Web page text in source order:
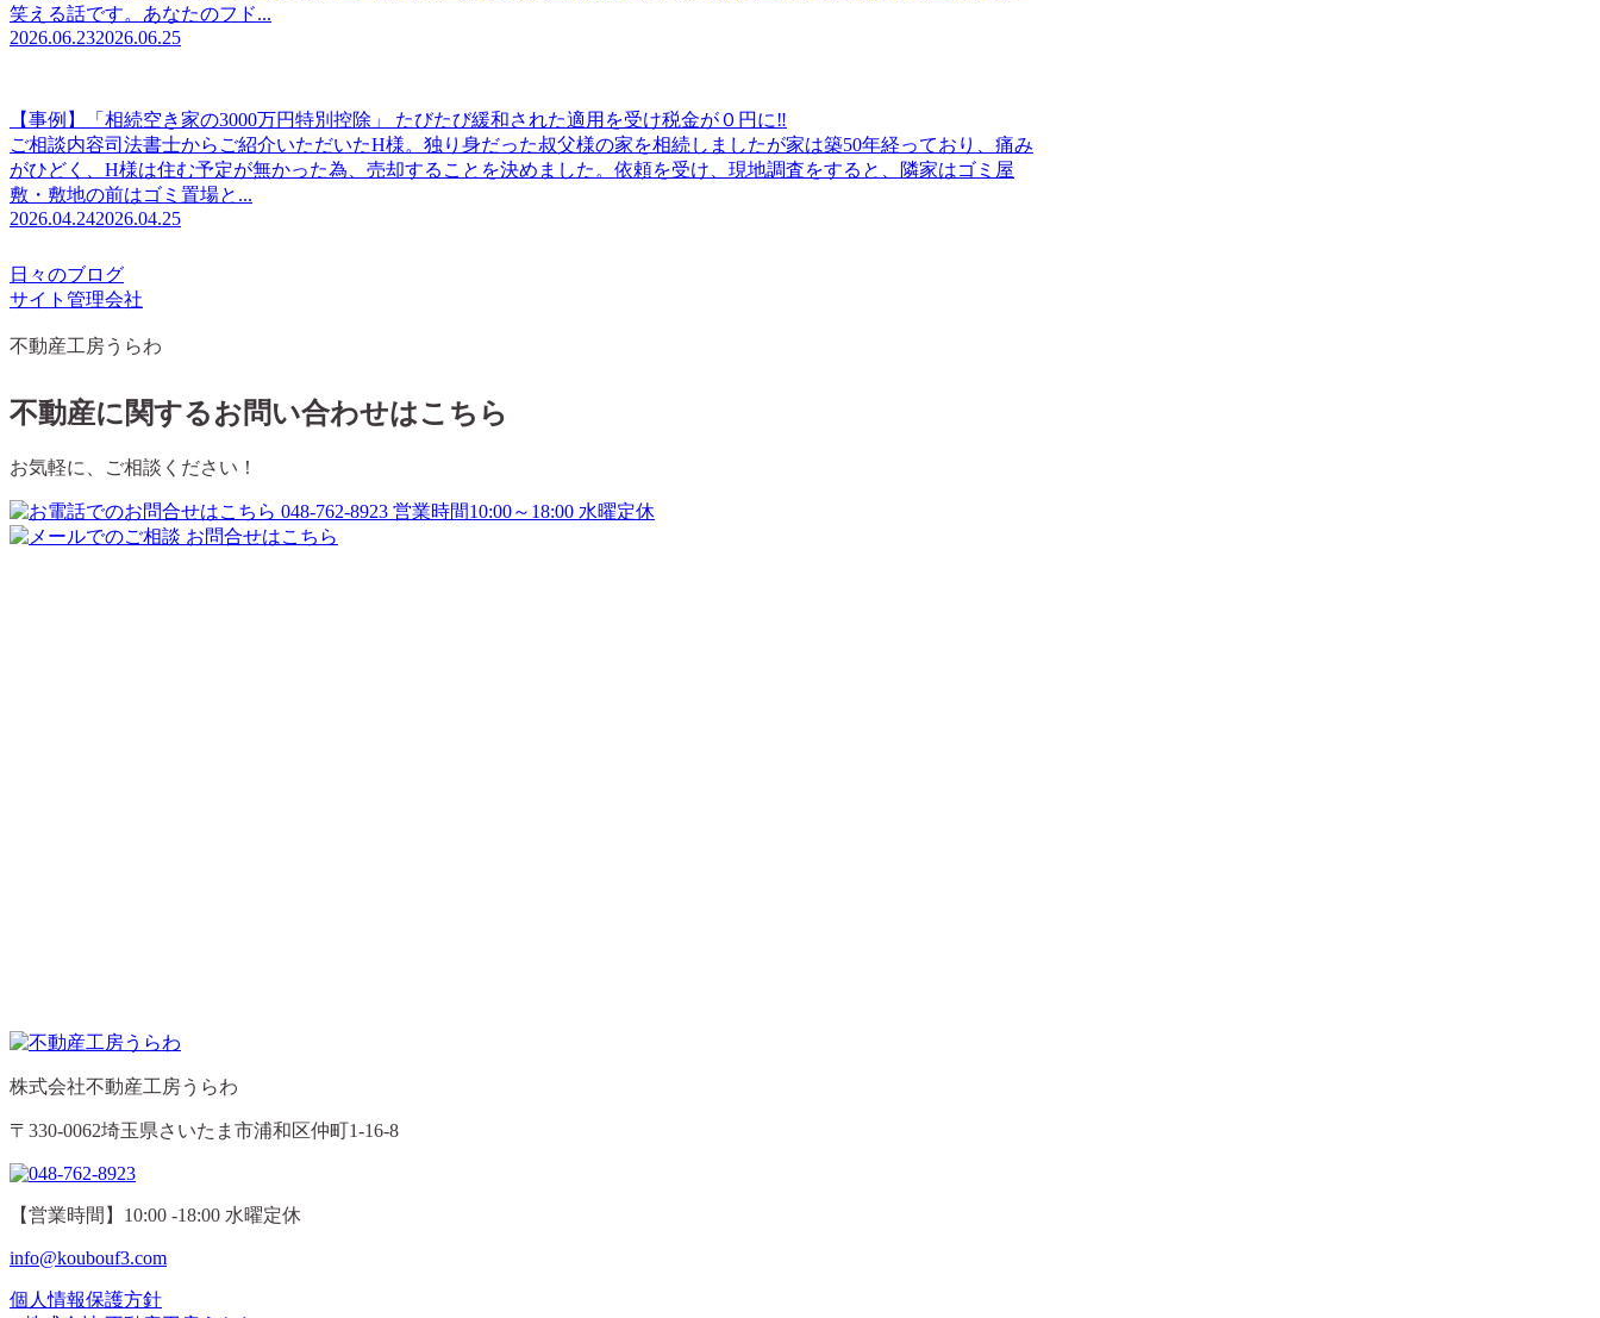
笑える話です。あなたのフド...
2026.06.232026.06.25
【事例】「相続空き家の3000万円特別控除」 たびたび緩和された適用を受け税金が０円に‼
ご相談内容司法書士からご紹介いただいたH様。独り身だった叔父様の家を相続しましたが家は築50年経っており、痛み
がひどく、H様は住む予定が無かった為、売却することを決めました。依頼を受け、現地調査をすると、隣家はゴミ屋
敷・敷地の前はゴミ置場と...
2026.04.242026.04.25
日々のブログ
サイト管理会社
不動産工房うらわ
不動産に関するお問い合わせはこちら
お気軽に、ご相談ください！
株式会社不動産工房うらわ
〒330-0062埼玉県さいたま市浦和区仲町1-16-8
【営業時間】10:00 -18:00 水曜定休
info@koubouf3.com
個人情報保護方針